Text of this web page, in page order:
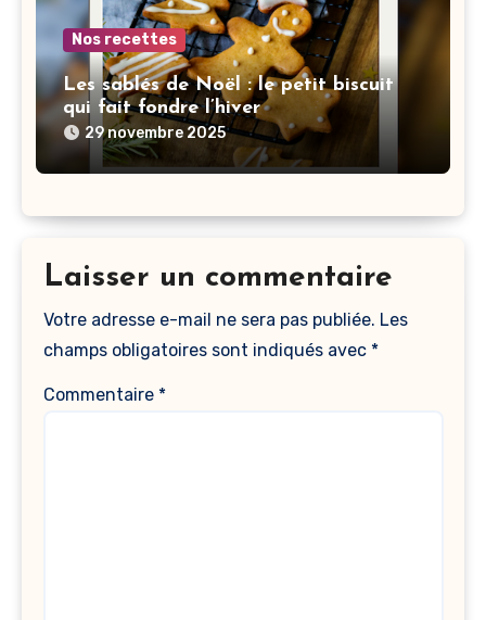
Nos recettes
Les sablés de Noël : le petit biscuit
qui fait fondre l’hiver
29 novembre 2025
Laisser un commentaire
Votre adresse e-mail ne sera pas publiée. Les
champs obligatoires sont indiqués avec *
Commentaire *